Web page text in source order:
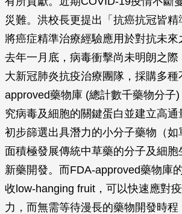
災難。洪校長更提出「抗癌抗冠皆
將癌症精準治療經驗應用於對抗未
去年一月底，病毒衝擊尚未明朗之際
大新冠肺炎抗疫治療團隊，採購多
approved藥物庫 (總計數千藥物分子
究病毒及細胞的關鍵蛋白並建立高通
初步篩選出具潛力的小分子藥物（
面積極發展傳統中草藥的分子及細
新藥開發。而FDA-approved藥物庫
收low-hanging fruit，可以快速應對
力，而無需等待漫長的藥物開發時